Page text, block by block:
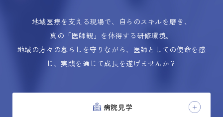
地域医療を支える現場で、自らのスキルを磨き、
真の「医師観」を体得する研修環境。
地域の方々の暮らしを守りながら、医師としての使命を感
じ、実践を通じて成長を遂げませんか？
病院見学